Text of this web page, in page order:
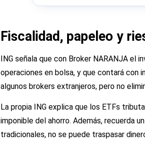
Fiscalidad, papeleo y
ING señala que con Broker NARANJA el
operaciones en bolsa, y que contará con
algunos brokers extranjeros, pero no
La propia ING explica que los ETFs
imponible del ahorro. Además, recuerda
tradicionales, no se puede traspasar